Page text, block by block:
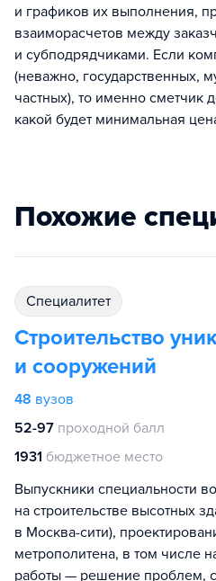
и графиков их выполнения,
взаиморасчетов между
и субподрядчиками. Если
(неважно, государственных,
частных), то именно сметчик
какой будет минимальная
Похожие
специалитет
Строительство
и сооружений
48 вузов
52-97 проходной балл
1931 бюджетное место
Выпускники специальности
на строительстве высотных
в Москва-сити),
метрополитена, в том числе
работы — решение проблем,